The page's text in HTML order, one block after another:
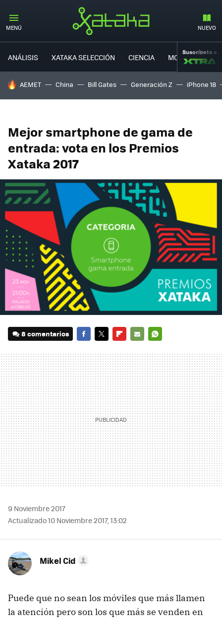
MENÚ NUEVO
ANÁLISIS XATAKA SELECCIÓN CIENCIA MOVILIDAD
Suscríbete a
HOY SE HABLA DE
AEMET China Bill Gates Generación Z iPhone 18
Mejor smartphone de gama de
entrada: vota en los Premios
Xataka 2017
8 comentarios
MAIL
9 Noviembre 2017
Actualizado 10 Noviembre 2017, 13:02
Mikel Cid
Puede que no sean los móviles que más llamen
la atención pero son los que más se venden en